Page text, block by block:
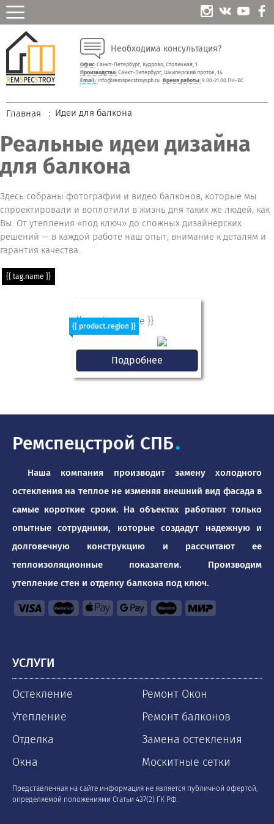
Необходима консультация?
Офис:Санкт-Петербург, Кудрово, Столичная, 1
Производство:Санкт-Петербург, Шкиперский проток, 14
Email: info@remspecstroyspb.ru Время работы:9.00-21.00 ПН-ВС
Главная Идеи для балкона
Реальные идеи дизайна
для балкона
Здесь собраны фотографии и видео балконов, которые мы
спроектировали и воплотили в жизнь для таких же людей, как
Вы. От утепления «под ключ» до сложных дизайнерских
решений — в каждой работе наш опыт, внимание к деталям и
гарантия качества.
{{ tag.name }}
{{ product.region }}
{{ product.name }}
Подробнее
Ремспецстрой СПБ.
Наша компания производит замену холодного
остекления на теплое не изменяя внешний вид фасада в
самые короткие сроки. На объектах работают только
опытные сотрудники, которые создадут надежную и
долговечную конструкцию и рассчитают ее
теплоизоляционные показатели. Производим
утепление стен и отделку балкона под ключ.
УСЛУГИ
Остекление
Утепление
Отделка
Окна
Ремонт Окон
Ремонт балконов
Замена остекления
Москитные сетки
Представленная на сайте информация не является публичной офертой,
определяемой положениями Статьи 437(2) ГК РФ.